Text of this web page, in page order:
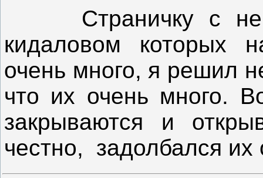
Страничку с
кидаловом которых
очень много, я решил
что их очень много.
закрываются и
честно, задолбался их